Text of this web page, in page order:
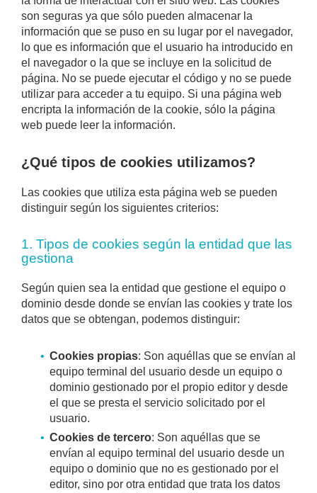
son seguras ya que sólo pueden almacenar la
información que se puso en su lugar por el navegador,
lo que es información que el usuario ha introducido en
el navegador o la que se incluye en la solicitud de
página. No se puede ejecutar el código y no se puede
utilizar para acceder a tu equipo. Si una página web
encripta la información de la cookie, sólo la página
web puede leer la información.
¿Qué tipos de cookies utilizamos?
Las cookies que utiliza esta página web se pueden
distinguir según los siguientes criterios:
1. Tipos de cookies según la entidad que las
gestiona
Según quien sea la entidad que gestione el equipo o
dominio desde donde se envían las cookies y trate los
datos que se obtengan, podemos distinguir:
Cookies propias: Son aquéllas que se envían al
equipo terminal del usuario desde un equipo o
dominio gestionado por el propio editor y desde
el que se presta el servicio solicitado por el
usuario.
Cookies de tercero: Son aquéllas que se
envían al equipo terminal del usuario desde un
equipo o dominio que no es gestionado por el
editor, sino por otra entidad que trata los datos